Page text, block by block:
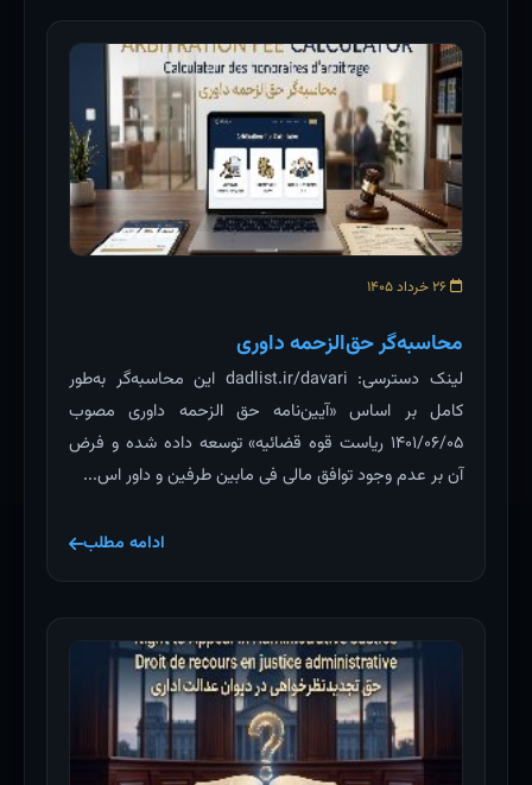
محاسبه‌گر حق‌الزحمه داوری
لینک دسترسی: dadlist.ir/davari این محاسبه‌گر به‌طور
کامل بر اساس «آیین‌نامه حق الزحمه داوری مصوب
۱۴۰۱/۰۶/۰۵ ریاست قوه قضائیه» توسعه داده شده و فرض
آن بر عدم وجود توافق مالی فی مابین طرفین و داور اس...
ادامه مطلب